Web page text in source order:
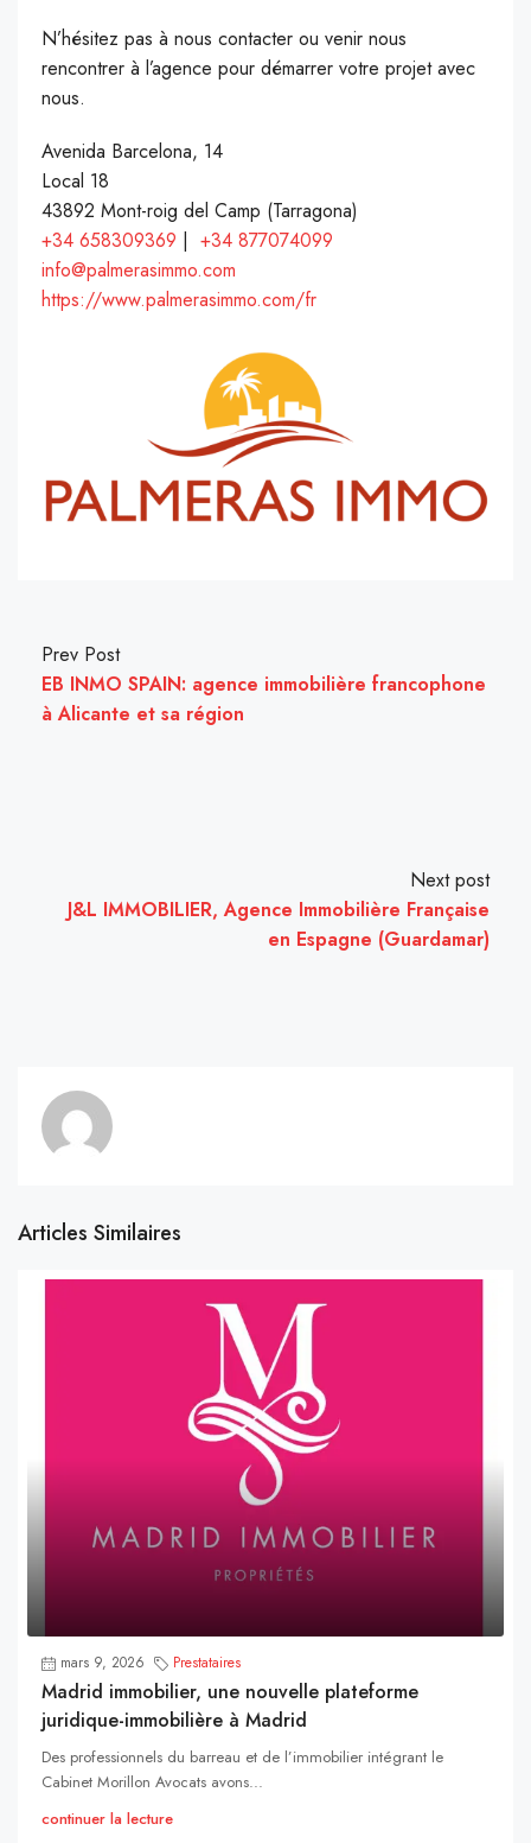
N’hésitez pas à nous contacter ou venir nous
rencontrer à l’agence pour démarrer votre projet avec
nous.
Avenida Barcelona, 14
Local 18
43892 Mont-roig del Camp (Tarragona)
+34 658309369 | +34 877074099
info@palmerasimmo.com
https://www.palmerasimmo.com/fr
Prev Post
EB INMO SPAIN: agence immobilière francophone
à Alicante et sa région
Next post
J&L IMMOBILIER, Agence Immobilière Française
en Espagne (Guardamar)
Articles Similaires
mars 9, 2026 Prestataires
Madrid immobilier, une nouvelle plateforme
juridique-immobilière à Madrid
Des professionnels du barreau et de l’immobilier intégrant le
Cabinet Morillon Avocats avons...
continuer la lecture